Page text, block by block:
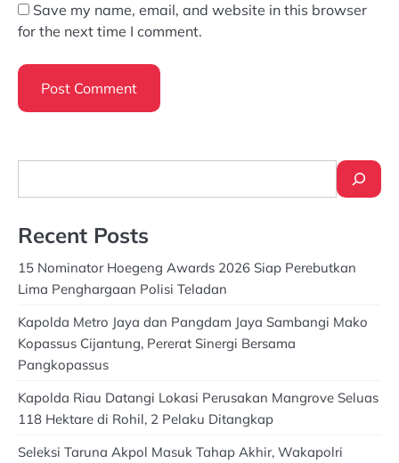
Save my name, email, and website in this browser
for the next time I comment.
Recent Posts
15 Nominator Hoegeng Awards 2026 Siap Perebutkan
Lima Penghargaan Polisi Teladan
Kapolda Metro Jaya dan Pangdam Jaya Sambangi Mako
Kopassus Cijantung, Pererat Sinergi Bersama
Pangkopassus
Kapolda Riau Datangi Lokasi Perusakan Mangrove Seluas
118 Hektare di Rohil, 2 Pelaku Ditangkap
Seleksi Taruna Akpol Masuk Tahap Akhir, Wakapolri